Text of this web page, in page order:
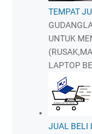
TEMPAT
UNTUK
LAPTOP
JUAL BELI